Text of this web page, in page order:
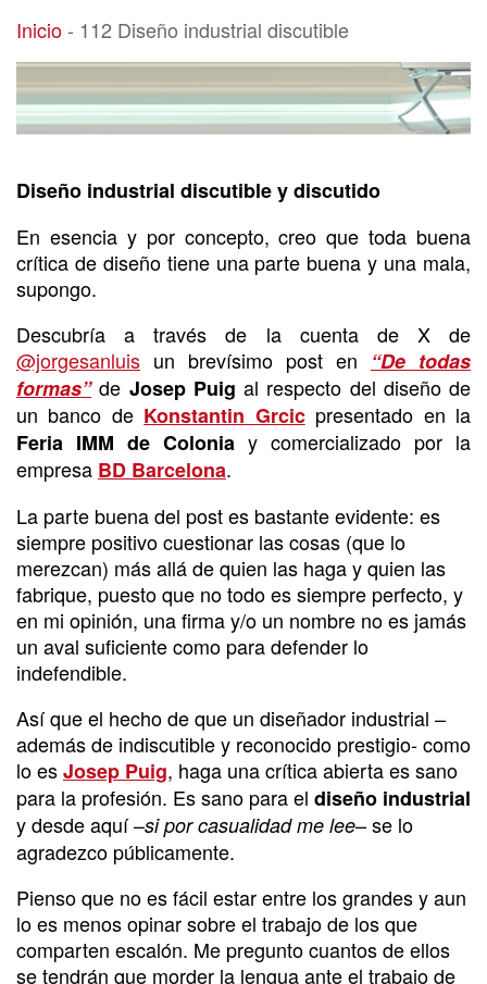
112 Diseño industrial discutible
Inicio- 112 Diseño industrial discutible
Diseño industrial discutible y discutido
En esencia y por concepto, creo que toda buena
crítica de diseño tiene una parte buena y una mala,
supongo.
Descubría a través de la cuenta de X de
@jorgesanluis un brevísimo post en “De todas
formas”de Josep Puig al respecto del diseño de
un banco de Konstantin Grcicpresentado en la
Feria IMM de Colonia y comercializado por la
empresa BD Barcelona.
La parte buena del post es bastante evidente: es
siempre positivo cuestionar las cosas (que lo
merezcan) más allá de quien las haga y quien las
fabrique, puesto que no todo es siempre perfecto, y
en mi opinión, una firma y/o un nombre no es jamás
un aval suficiente como para defender lo
indefendible.
Así que el hecho de que un diseñador industrial –
además de indiscutible y reconocido prestigio- como
lo esJosep Puig, haga una crítica abierta es sano
para la profesión. Es sano para el diseño industrial
y desde aquí –si por casualidad me lee– se lo
agradezco públicamente.
Pienso que no es fácil estar entre los grandes y aun
lo es menos opinar sobre el trabajo de los que
comparten escalón. Me pregunto cuantos de ellos
se tendrán que morder la lengua ante el trabajo de